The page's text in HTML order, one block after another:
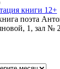
книги 12+
поэта
1, зал №